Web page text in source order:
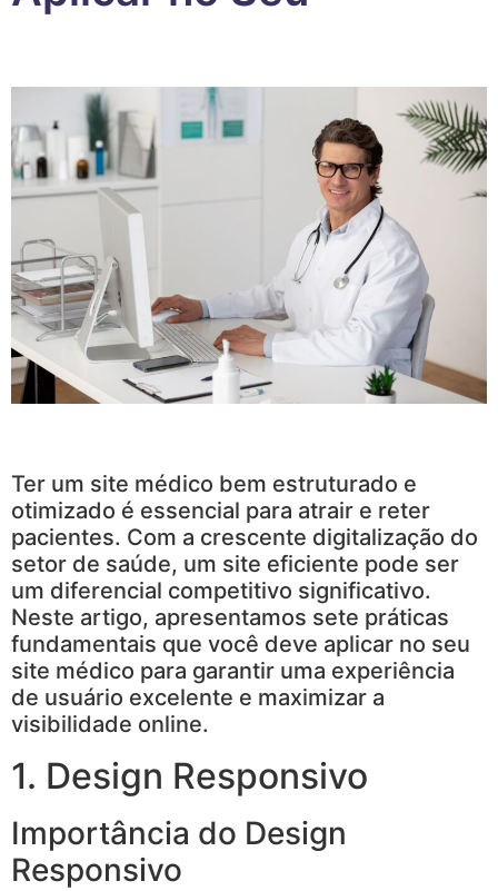
Ter um site médico bem estruturado e
otimizado é essencial para atrair e reter
pacientes. Com a crescente digitalização do
setor de saúde, um site eficiente pode ser
um diferencial competitivo significativo.
Neste artigo, apresentamos sete práticas
fundamentais que você deve aplicar no seu
site médico para garantir uma experiência
de usuário excelente e maximizar a
visibilidade online.
1. Design Responsivo
Importância do Design
Responsivo